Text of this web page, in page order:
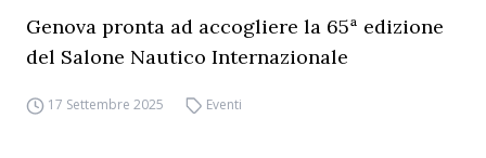
Genova pronta ad accogliere la 65ª edizione
del Salone Nautico Internazionale
17 Settembre 2025 Eventi